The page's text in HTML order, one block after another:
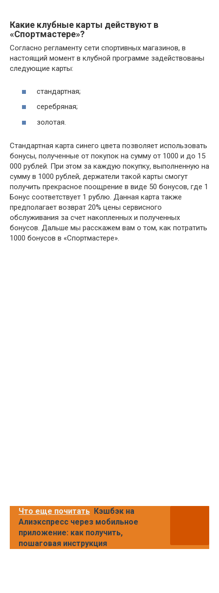
Какие клубные карты действуют в
«Спортмастере»?
Согласно регламенту сети спортивных магазинов, в
настоящий момент в клубной программе задействованы
следующие карты:
стандартная;
серебряная;
золотая.
Стандартная карта синего цвета позволяет использовать
бонусы, полученные от покупок на сумму от 1000 и до 15
000 рублей. При этом за каждую покупку, выполненную на
сумму в 1000 рублей, держатели такой карты смогут
получить прекрасное поощрение в виде 50 бонусов, где 1
Бонус соответствует 1 рублю. Данная карта также
предполагает возврат 20% цены сервисного
обслуживания за счет накопленных и полученных
бонусов. Дальше мы расскажем вам о том, как потратить
1000 бонусов в «Спортмастере».
Что еще почитать Кэшбэк на
Алиэкспресс через мобильное
приложение: как получить,
пошаговая инструкция